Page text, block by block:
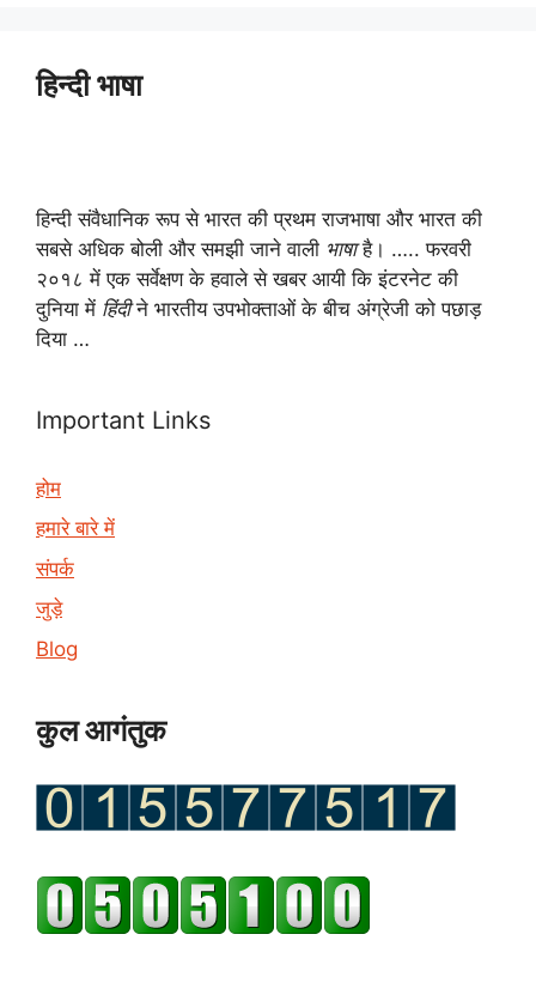
हिन्दी भाषा
हिन्दी संवैधानिक रूप से भारत की प्रथम राजभाषा और भारत की
सबसे अधिक बोली और समझी जाने वाली भाषाहै। ….. फरवरी
२०१८ में एक सर्वेक्षण के हवाले से खबर आयी कि इंटरनेट की
दुनिया में हिंदीने भारतीय उपभोक्ताओं के बीच अंग्रेजी को पछाड़
दिया …
Important Links
होम
हमारे बारे में
संपर्क
जुड़े
Blog
कुल आगंतुक